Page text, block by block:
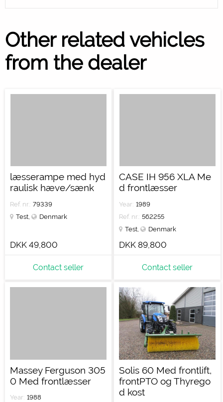
Other related vehicles
from the dealer
læsserampe med hyd
raulisk hæve/sænk
Ref. nr.: 79339
Test
Denmark
DKK 49,800
Contact seller
CASE IH 956 XLA Me
d frontlæsser
Year: 1989
Ref. nr.: 562255
Test
Denmark
DKK 89,800
Contact seller
Massey Ferguson 305
0 Med frontlæsser
Year: 1988
Solis 60 Med frontlift,
frontPTO og Thyrego
d kost